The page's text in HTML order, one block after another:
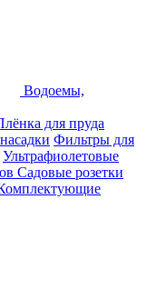
Водоемы,
для пруда
Фильтры для
Ультрафиолетовые
Садовые розетки